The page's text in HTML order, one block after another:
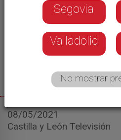
08/05/2021
Castilla y León Televisión
Segovia
Valladolid
No mostrar